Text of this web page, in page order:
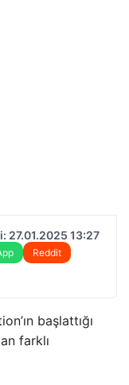
27.01.2025 13:27
Reddit
başlattığı
farklı